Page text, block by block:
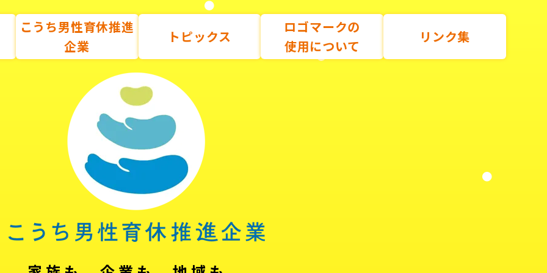
こうち男性育休推進
企業
トピックス
ロゴマークの
使用について
リンク集